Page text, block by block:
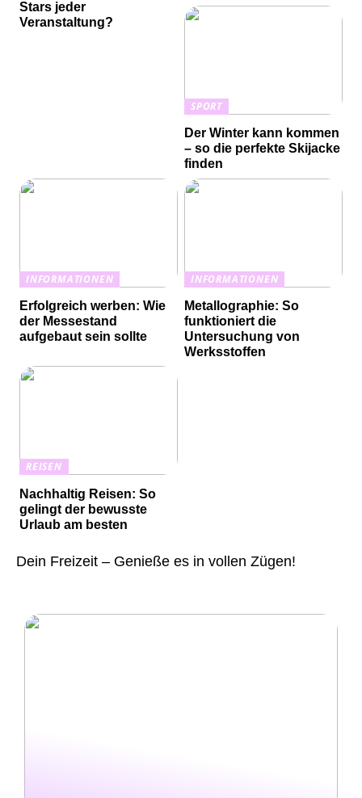
Stars jeder
Veranstaltung?
SPORT
Der Winter kann kommen
– so die perfekte Skijacke
finden
INFORMATIONEN
Erfolgreich werben: Wie
der Messestand
aufgebaut sein sollte
INFORMATIONEN
Metallographie: So
funktioniert die
Untersuchung von
Werksstoffen
REISEN
Nachhaltig Reisen: So
gelingt der bewusste
Urlaub am besten
Dein Freizeit – Genieße es in vollen Zügen!